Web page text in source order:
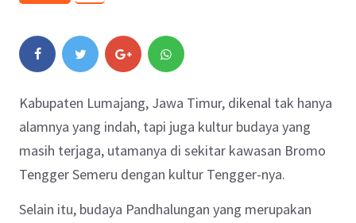
Kabupaten Lumajang, Jawa Timur, dikenal tak hanya
alamnya yang indah, tapi juga kultur budaya yang
masih terjaga, utamanya di sekitar kawasan Bromo
Tengger Semeru dengan kultur Tengger-nya.
Selain itu, budaya Pandhalungan yang merupakan